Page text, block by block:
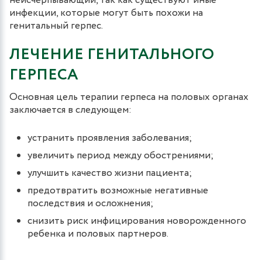
инфекции, которые могут быть похожи на
генитальный герпес.
ЛЕЧЕНИЕ ГЕНИТАЛЬНОГО
ГЕРПЕСА
Основная цель терапии герпеса на половых органах
заключается в следующем:
устранить проявления заболевания;
увеличить период между обострениями;
улучшить качество жизни пациента;
предотвратить возможные негативные
последствия и осложнения;
снизить риск инфицирования новорожденного
ребенка и половых партнеров.